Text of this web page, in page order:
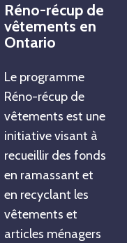
Réno-récup de
vêtements en
Ontario
Le programme
Réno-récup de
vêtements est une
initiative visant à
recueillir des fonds
en ramassant et
en recyclant les
vêtements et
articles ménagers